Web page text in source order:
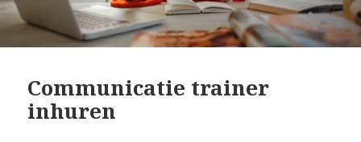
Communicatie trainer
inhuren